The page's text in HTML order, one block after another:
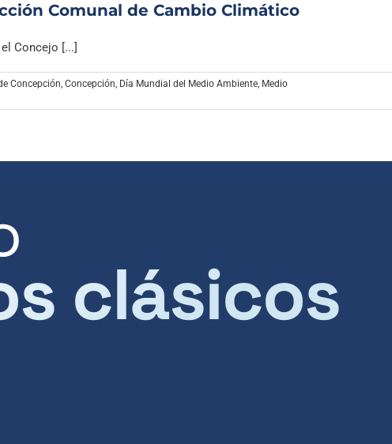
Comunal de Cambio Climático
Concejo [...]
Concepción, Concepción, Día Mundial del Medio Ambiente, Medio
clásicos